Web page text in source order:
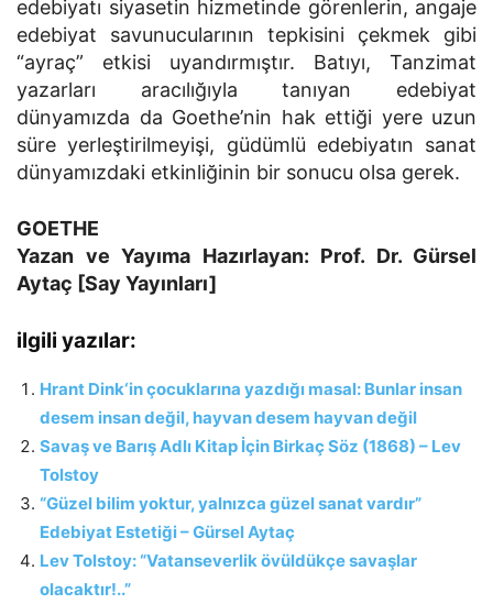
edebiyatı siyasetin hizmetinde görenlerin, angaje
edebiyat savunucularının tepkisini çekmek gibi
“ayraç” etkisi uyandırmıştır. Batıyı, Tanzimat
yazarları aracılığıyla tanıyan edebiyat
dünyamızda da Goethe’nin hak ettiği yere uzun
süre yerleştirilmeyişi, güdümlü edebiyatın sanat
dünyamızdaki etkinliğinin bir sonucu olsa gerek.
GOETHE
Yazan ve Yayıma Hazırlayan: Prof. Dr. Gürsel
Aytaç [Say Yayınları]
ilgili yazılar:
Hrant Dink‘in çocuklarına yazdığı masal: Bunlar insan
desem insan değil, hayvan desem hayvan değil
Savaş ve Barış Adlı Kitap İçin Birkaç Söz (1868) – Lev
Tolstoy
“Güzel bilim yoktur, yalnızca güzel sanat vardır”
Edebiyat Estetiği – Gürsel Aytaç
Lev Tolstoy: “Vatanseverlik övüldükçe savaşlar
olacaktır!..”